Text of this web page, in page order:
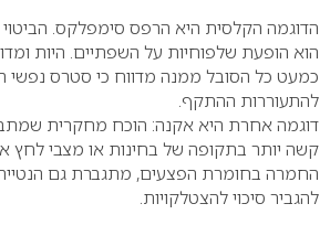
הדוגמה הקלסית היא הרפס סימפלקס.
הוא הופעת שלפוחיות על השפתיים. היות
כמעט כל הסובל ממנה מדווח כי סטרס נפשי
להתעוררות ההתקף.
דוגמה אחרת היא אקנה: הוכח מחקרית
קשה יותר בתקופה של בחינות או מצבי לחץ
החמרה בחומרת הפצעים, מתגברת גם
להגביר סיכוי להצטלקויות.